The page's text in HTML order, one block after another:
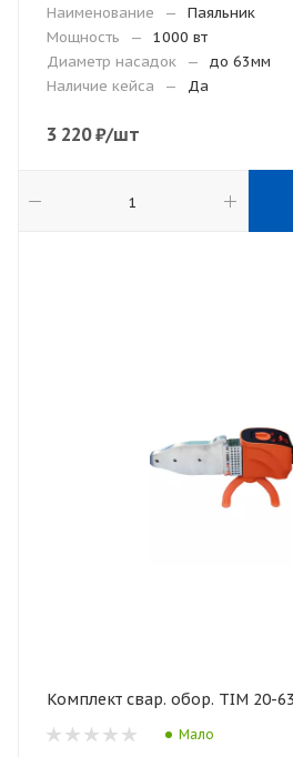
Наименование
—
Паяльник
Мощность
—
1000 вт
Диаметр насадок
—
до 63мм
Наличие кейса
— Да
3 220₽/шт
Комплект свар. обор. TIM 20-
Мало